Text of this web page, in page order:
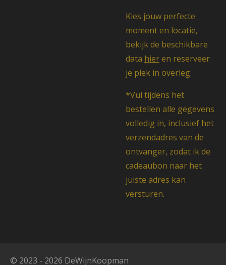
Kies jouw perfecte
moment en locatie,
bekijk de beschikbare
data hieren reserveer
je plek in overleg.
*Vul tijdens het
bestellen alle gegevens
volledig in, inclusief het
verzendadres van de
ontvanger, zodat ik de
cadeaubon naar het
juiste adres kan
versturen.
© 2023 - 2026 DeWijnKoopman